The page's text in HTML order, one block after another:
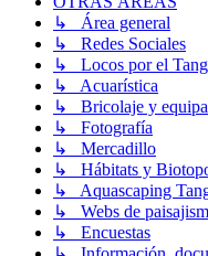
↳ Área general
↳ Redes Sociales
↳ Locos por el
↳ Acuarística
↳ Bricolaje y
↳ Fotografía
↳ Mercadillo
↳ Hábitats y
↳ Aquascaping
↳ Webs de
↳ Encuestas